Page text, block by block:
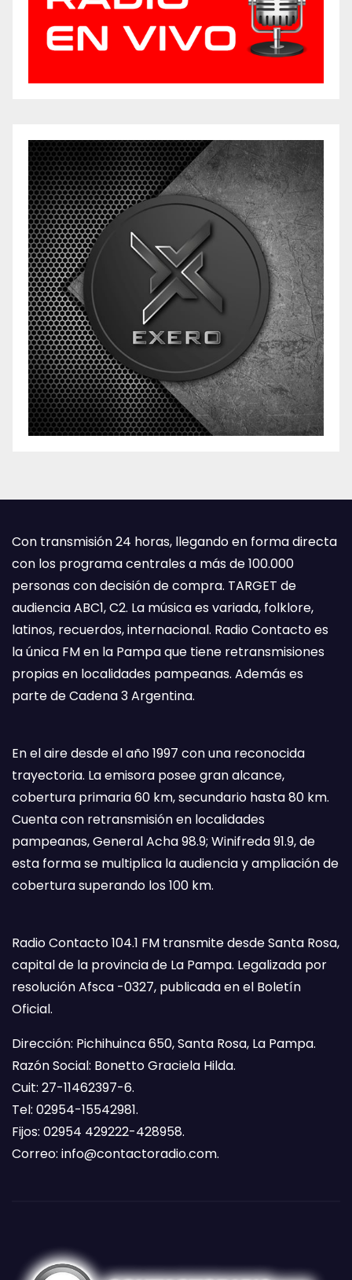
Con transmisión 24 horas, llegando en forma directa
con los programa centrales a más de 100.000
personas con decisión de compra. TARGET de
audiencia ABC1, C2. La música es variada, folklore,
latinos, recuerdos, internacional. Radio Contacto es
la única FM en la Pampa que tiene retransmisiones
propias en localidades pampeanas. Además es
parte de Cadena 3 Argentina.
En el aire desde el año 1997 con una reconocida
trayectoria. La emisora posee gran alcance,
cobertura primaria 60 km, secundario hasta 80 km.
Cuenta con retransmisión en localidades
pampeanas, General Acha 98.9; Winifreda 91.9, de
esta forma se multiplica la audiencia y ampliación de
cobertura superando los 100 km.
Radio Contacto 104.1 FM transmite desde Santa Rosa,
capital de la provincia de La Pampa. Legalizada por
resolución Afsca -0327, publicada en el Boletín
Oficial.
Dirección: Pichihuinca 650, Santa Rosa, La Pampa.
Razón Social: Bonetto Graciela Hilda.
Cuit: 27-11462397-6.
Tel: 02954-15542981.
Fijos: 02954 429222-428958.
Correo: info@contactoradio.com.